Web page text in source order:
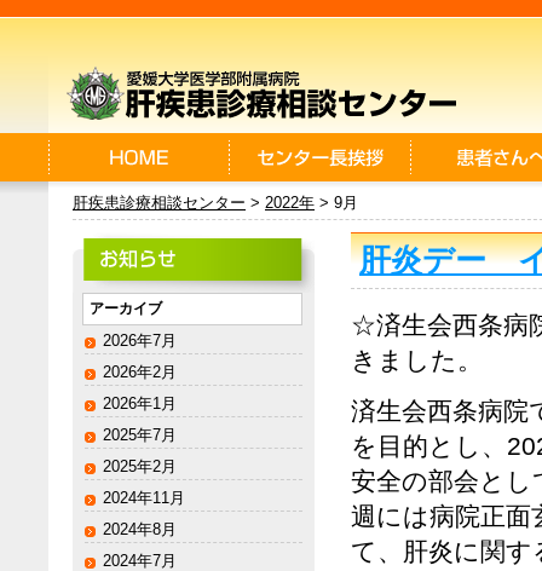
肝疾患診療相談センター > 2022年 > 9月
肝炎デー
☆済生会西条病
きました。
済生会西条病院
を目的とし、
安全の部会とし
週には病院正面
て、肝炎に関
アーカイブ
2026年7月
2026年2月
2026年1月
2025年7月
2025年2月
2024年11月
2024年8月
2024年7月